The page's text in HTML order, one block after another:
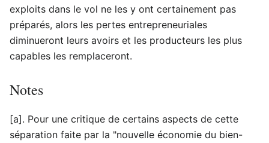
exploits dans le vol ne les y ont certainement pas
préparés, alors les pertes entrepreneuriales
diminueront leurs avoirs et les producteurs les plus
capables les remplaceront.
Notes
[a]. Pour une critique de certains aspects de cette
séparation faite par la "nouvelle économie du bien-